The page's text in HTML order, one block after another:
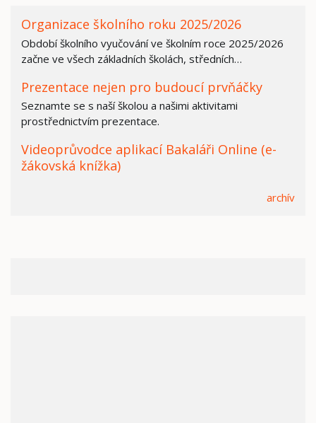
Organizace školního roku 2025/2026
Období školního vyučování ve školním roce 2025/2026
začne ve všech základních školách, středních…
Prezentace nejen pro budoucí prvňáčky
Seznamte se s naší školou a našimi aktivitami
prostřednictvím prezentace.
Videoprůvodce aplikací Bakaláři Online (e-
žákovská knížka)
archív